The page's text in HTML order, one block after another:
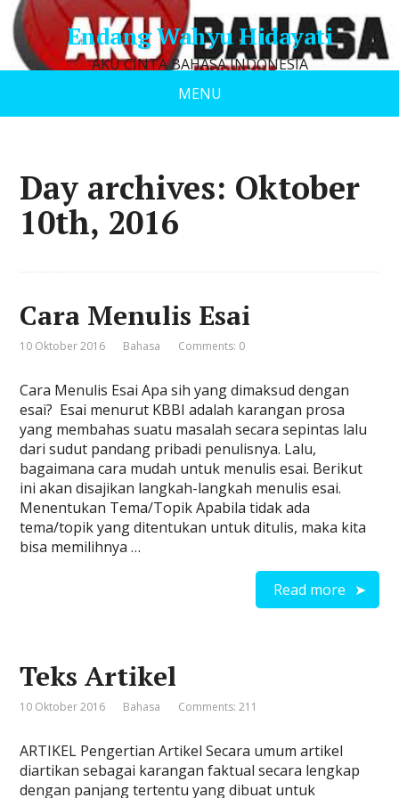
Endang Wahyu Hidayati
AKU CINTA BAHASA INDONESIA
MENU
Day archives: Oktober
10th, 2016
Cara Menulis Esai
10 Oktober 2016 Bahasa Comments: 0
Cara Menulis Esai Apa sih yang dimaksud dengan
esai? Esai menurut KBBI adalah karangan prosa
yang membahas suatu masalah secara sepintas lalu
dari sudut pandang pribadi penulisnya. Lalu,
bagaimana cara mudah untuk menulis esai. Berikut
ini akan disajikan langkah-langkah menulis esai.
Menentukan Tema/Topik Apabila tidak ada
tema/topik yang ditentukan untuk ditulis, maka kita
bisa memilihnya …
Read more
Teks Artikel
10 Oktober 2016 Bahasa Comments: 211
ARTIKEL Pengertian Artikel Secara umum artikel
diartikan sebagai karangan faktual secara lengkap
dengan panjang tertentu yang dibuat untuk